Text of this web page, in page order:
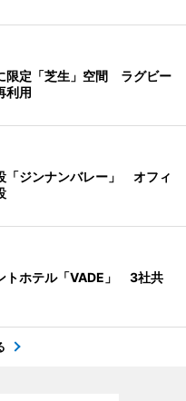
限定「芝生」空間 ラグビー
利用
「ジンナンバレー」 オフィ
トホテル「VADE」 3社共